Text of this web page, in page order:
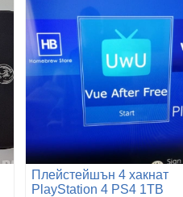
Плейстейшън 4 хакнат
PlayStation 4 PS4 1TB